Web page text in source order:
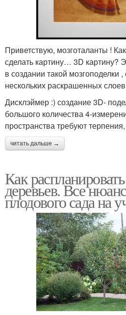
Приветствую, мозготаланты !
сделать картину… 3D картину?
в создании такой мозгоподелки
нескольких раскрашенных
Дисклэймер :) создание 3D-
большого количества 4-
пространства требуют терпения,
читать дальше →
Как
деревьев. Все
плодового сада на